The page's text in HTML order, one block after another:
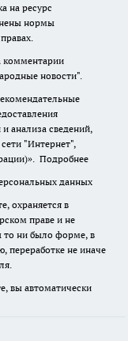
на ресурс
нормы
комментарии
новости".
анализа сведений,
"Интернет",
Подробнее
данных
охраняется в
праве и не
то ни было форме, в
переработке не иначе
вы автоматически